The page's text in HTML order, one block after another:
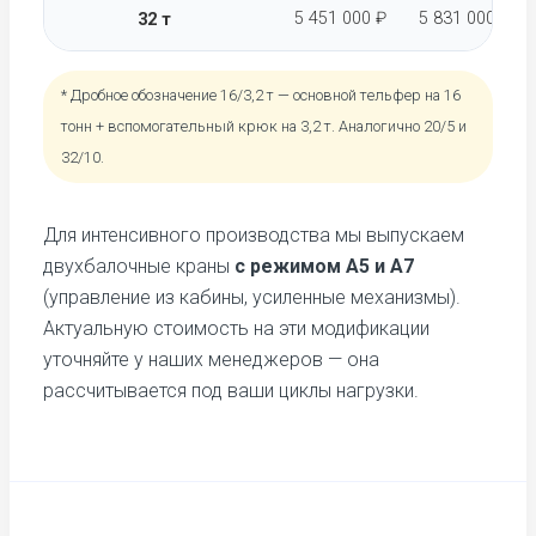
32 т 5 451 000 ₽ 5 831 000 ₽
* Дробное обозначение 16/3,2 т — основной тельфер на 16
тонн + вспомогательный крюк на 3,2 т. Аналогично 20/5 и
32/10.
Для интенсивного производства мы выпускаем
двухбалочные краны с режимом А5 и А7
(управление из кабины, усиленные механизмы).
Актуальную стоимость на эти модификации
уточняйте у наших менеджеров — она
рассчитывается под ваши циклы нагрузки.